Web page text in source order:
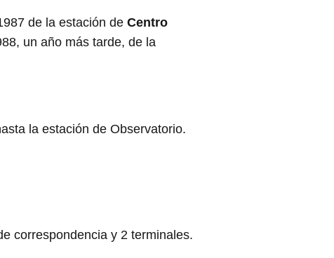
de la estación de Centro
un año más tarde, de la
la estación de Observatorio.
correspondencia y 2 terminales.